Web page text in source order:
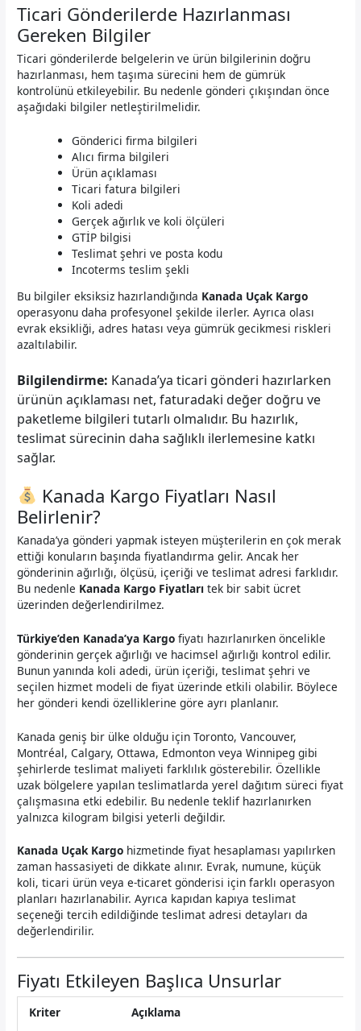
Ticari Gönderilerde Hazırlanması
Gereken Bilgiler
Ticari gönderilerde belgelerin ve ürün bilgilerinin doğru
hazırlanması, hem taşıma sürecini hem de gümrük
kontrolünü etkileyebilir. Bu nedenle gönderi çıkışından önce
aşağıdaki bilgiler netleştirilmelidir.
Gönderici firma bilgileri
Alıcı firma bilgileri
Ürün açıklaması
Ticari fatura bilgileri
Koli adedi
Gerçek ağırlık ve koli ölçüleri
GTİP bilgisi
Teslimat şehri ve posta kodu
Incoterms teslim şekli
Bu bilgiler eksiksiz hazırlandığında Kanada Uçak Kargo
operasyonu daha profesyonel şekilde ilerler. Ayrıca olası
evrak eksikliği, adres hatası veya gümrük gecikmesi riskleri
azaltılabilir.
Bilgilendirme: Kanada’ya ticari gönderi hazırlarken
ürünün açıklaması net, faturadaki değer doğru ve
paketleme bilgileri tutarlı olmalıdır. Bu hazırlık,
teslimat sürecinin daha sağlıklı ilerlemesine katkı
sağlar.
Kanada Kargo Fiyatları Nasıl
Belirlenir?
Kanada’ya gönderi yapmak isteyen müşterilerin en çok merak
ettiği konuların başında fiyatlandırma gelir. Ancak her
gönderinin ağırlığı, ölçüsü, içeriği ve teslimat adresi farklıdır.
Bu nedenle Kanada Kargo Fiyatları tek bir sabit ücret
üzerinden değerlendirilmez.
Türkiye’den Kanada’ya Kargo fiyatı hazırlanırken öncelikle
gönderinin gerçek ağırlığı ve hacimsel ağırlığı kontrol edilir.
Bunun yanında koli adedi, ürün içeriği, teslimat şehri ve
seçilen hizmet modeli de fiyat üzerinde etkili olabilir. Böylece
her gönderi kendi özelliklerine göre ayrı planlanır.
Kanada geniş bir ülke olduğu için Toronto, Vancouver,
Montréal, Calgary, Ottawa, Edmonton veya Winnipeg gibi
şehirlerde teslimat maliyeti farklılık gösterebilir. Özellikle
uzak bölgelere yapılan teslimatlarda yerel dağıtım süreci fiyat
çalışmasına etki edebilir. Bu nedenle teklif hazırlanırken
yalnızca kilogram bilgisi yeterli değildir.
Kanada Uçak Kargo hizmetinde fiyat hesaplaması yapılırken
zaman hassasiyeti de dikkate alınır. Evrak, numune, küçük
koli, ticari ürün veya e-ticaret gönderisi için farklı operasyon
planları hazırlanabilir. Ayrıca kapıdan kapıya teslimat
seçeneği tercih edildiğinde teslimat adresi detayları da
değerlendirilir.
Fiyatı Etkileyen Başlıca Unsurlar
Kriter Açıklama